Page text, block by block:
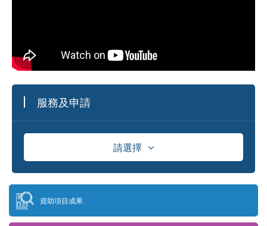
服務及申請
請選擇
資助
獎學金
資助項目成果